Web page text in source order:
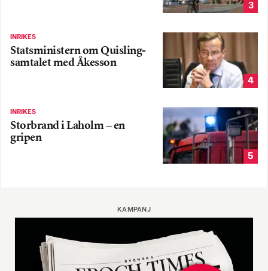
3
INRIKES
Statsministern om Quisling-
samtalet med Åkesson
4
INRIKES
Storbrand i Laholm – en
gripen
5
KAMPANJ